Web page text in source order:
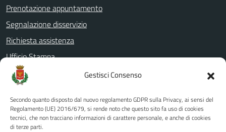
Gestisci Consenso
Secondo quanto disposto dal nuovo regolamento GDPR sulla Privacy, ai sensi del
Regolamento (UE) 2016/679, si rende noto che questo sito fa uso di cookies
tecnici, che non tracciano informazioni di carattere personale, e anche di cookies
di terze parti.
Prenotazione appuntamento
Segnalazione disservizio
Richiesta assistenza
Ufficio Stampa
Amministrazione Trasparente
Albo pretorio
Informativa privacy
Note legali